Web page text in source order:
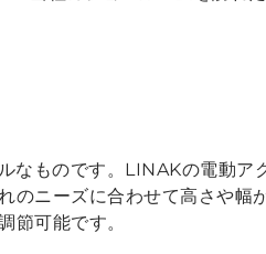
ものです。LINAKの電動ア
ニーズに合わせて高さや幅
節可能です。